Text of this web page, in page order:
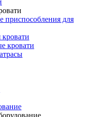
приспособления для
кровати